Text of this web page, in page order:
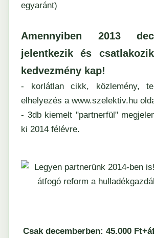
egyaránt)
Amennyiben 2013
jelentkezik és
kedvezmény kap!
- korlátlan cikk, közlemény,
elhelyezés a www.szelektiv.hu
- 3db kiemelt "partnerfül"
ki 2014 félévre.
Csak decemberben: 45.000